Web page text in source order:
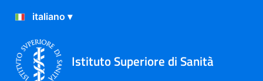
Istituto Superiore di Sanità